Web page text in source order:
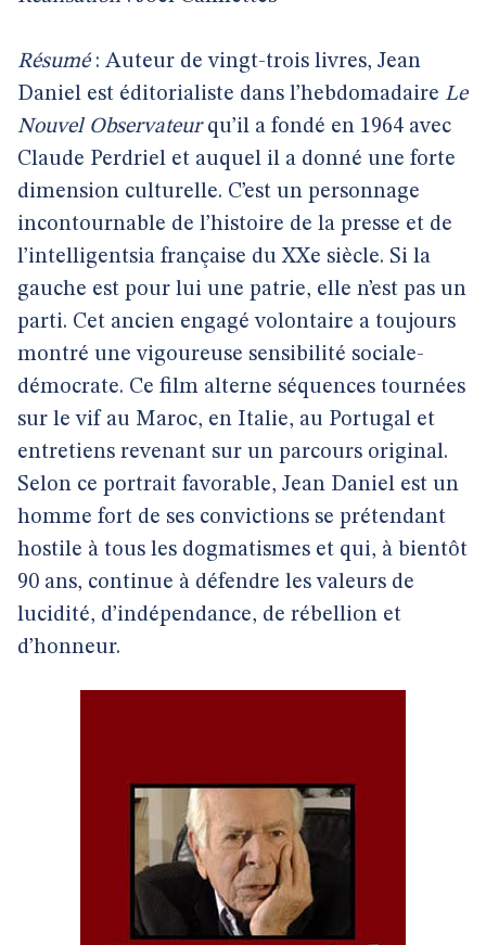
Résumé: Auteur de vingt-trois livres, Jean
Daniel est éditorialiste dans l’hebdomadaire Le
Nouvel Observateurqu’il a fondé en 1964 avec
Claude Perdriel et auquel il a donné une forte
dimension culturelle. C’est un personnage
incontournable de l’histoire de la presse et de
l’intelligentsia française du XXe siècle. Si la
gauche est pour lui une patrie, elle n’est pas un
parti. Cet ancien engagé volontaire a toujours
montré une vigoureuse sensibilité sociale-
démocrate. Ce film alterne séquences tournées
sur le vif au Maroc, en Italie, au Portugal et
entretiens revenant sur un parcours original.
Selon ce portrait favorable, Jean Daniel est un
homme fort de ses convictions se prétendant
hostile à tous les dogmatismes et qui, à bientôt
90 ans, continue à défendre les valeurs de
lucidité, d’indépendance, de rébellion et
d’honneur.